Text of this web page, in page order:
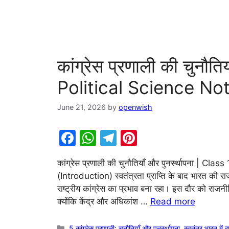
कांग्रेस प्रणाली की
Political Science
June 21, 2026 by openwish
F
c
e
b
W
h
at
s
A
T
el
e
gr
a
m
nt
er
e
st
कांग्रेस प्रणाली की चुनौतियाँ और पुनर्स्थापना |
(Introduction) स्वतंत्रता प्राप्ति के बाद भारत
राष्ट्रीय कांग्रेस का प्रभाव बना रहा। इस दौर को
क्योंकि केंद्र और अधिकांश … Read more